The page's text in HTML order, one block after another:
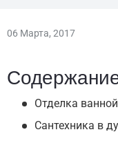
06 Марта, 2017
Отделка
Сантехника в